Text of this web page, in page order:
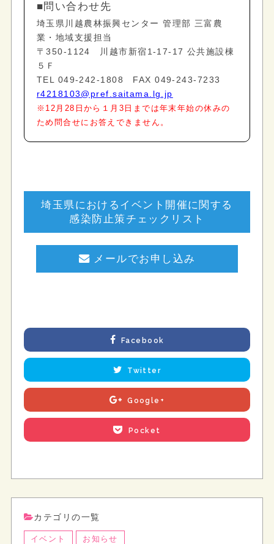
■問い合わせ先
埼玉県川越農林振興センター 管理部 三富農
業・地域支援担当
〒350-1124 川越市新宿1-17-17 公共施設棟
５Ｆ
TEL 049-242-1808 FAX 049-243-7233
r4218103@pref.saitama.lg.jp
※12月28日から１月3日までは年末年始の休みの
ため問合せにお答えできません。
埼玉県におけるイベント開催に関する
感染防止策チェックリスト
メールでお申し込み
Facebook
Twitter
Google+
Pocket
カテゴリの一覧
イベント お知らせ